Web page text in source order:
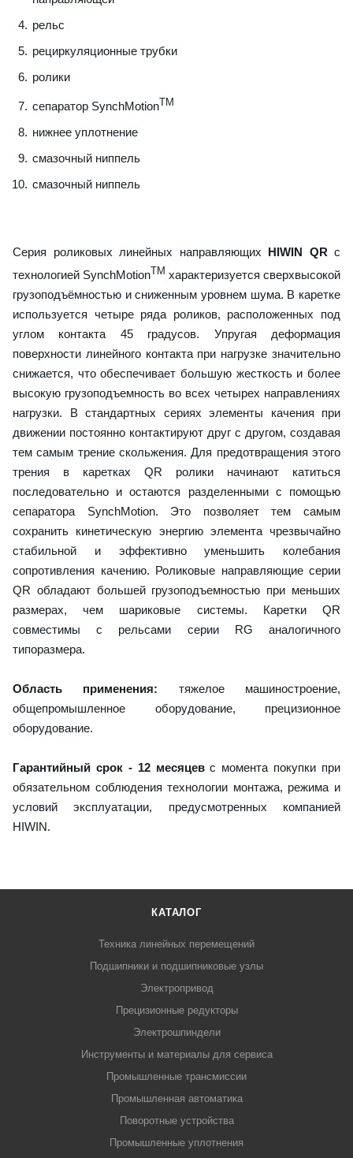
рельс
рециркуляционные трубки
ролики
сепаратор SynchMotion TM
нижнее уплотнение
смазочный ниппель
смазочный ниппель
Серия роликовых линейных направляющих HIWIN QR с
технологией SynchMotion TM характеризуется сверхвысокой
грузоподъёмностью и сниженным уровнем шума. В каретке
используется четыре ряда роликов, расположенных под
углом контакта 45 градусов. Упругая деформация
поверхности линейного контакта при нагрузке значительно
снижается, что обеспечивает большую жесткость и более
высокую грузоподъемность во всех четырех направлениях
нагрузки. В стандартных сериях элементы качения при
движении постоянно контактируют друг с другом, создавая
тем самым трение скольжения. Для предотвращения этого
трения в каретках QR ролики начинают катиться
последовательно и остаются разделенными с помощью
сепаратора SynchMotion. Это позволяет тем самым
сохранить кинетическую энергию элемента чрезвычайно
стабильной и эффективно уменьшить колебания
сопротивления качению. Роликовые направляющие серии
QR обладают большей грузоподъемностью при меньших
размерах, чем шариковые системы. Каретки QR
совместимы с рельсами серии RG аналогичного
типоразмера.
Область применения: тяжелое машиностроение,
общепромышленное оборудование, прецизионное
оборудование.
Гарантийный срок - 12 месяцевс момента покупки при
обязательном соблюдения технологии монтажа, режима и
условий эксплуатации, предусмотренных компанией
HIWIN.
КАТАЛОГ
Техника линейных перемещений
Подшипники и подшипниковые узлы
Электропривод
Прецизионные редукторы
Электрошпиндели
Инструменты и материалы для сервиса
Промышленные трансмиссии
Промышленная автоматика
Поворотные устройства
Промышленные уплотнения